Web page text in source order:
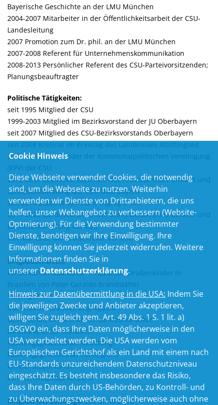
Bayerische Geschichte an der LMU München
2004-2007 Mitarbeiter in der Öffentlichkeitsarbeit der CSU-
Landesleitung
2007 Promotion zum Dr. phil. an der LMU München
2007-2008 Referent für Unternehmenskommunikation
2008-2013 Persönlicher Referent des CSU-Parteivorsitzenden;
Planungsbeauftragter
Politische Tätigkeiten:
seit 1995 Mitglied der CSU
1999-2003 Mitglied im Bezirksvorstand der JU Oberbayern
seit 2007 Mitglied des CSU-Bezirksvorstands Oberbayern
seit 2008 Kreisrat im Kreistag des Landkreises Altöttingseit
2009 Kreisvorsitzender der Kommunalpolitischen Vereinigung
(KPV) der CSU
2012-2017 Bezirksvorsitzender des Arbeitskreises Umwelt und
Landesentwicklung der CSU Oberbayern
seit 2014 Stadtrat der Stadt Töging a. Inn
2017-2022 Landesvorsitzender des Arbeitskreises Umwelt und
Landesentwicklung der CSU
seit Mai 2022 Generalsekretär der CSU
Mitgliedschaften:
Förderverein Guarabira - Projekt für Straßenkinder in
Brasilien von Pater Geraldo Brandstätter
Kolpingverein
Marianische Männerkongregation
Gesellschaft der Münchner Landeshistoriker
Landvolktheater Halsbach
Faschingsgesellschaft Neuötting
Faschingsgesellschaft Tüßling e.V.
Wirtschaftsjunioren
Landschaftspflegeverband
Mitglied des Landtags:seit 07.10.2013
Cookie Hinweis
Diese Webseite verwendet Cookies, die notwendig
sind, um die Webseite zu nutzen. Weiterhin
verwenden wir Dienste von Drittanbietern, die uns
helfen, unser Webangebot zu verbessern (Website-
Optmierung). Für die Verwendung bestimmter
Dienste, benötigen wir Ihre Einwilligung. Ihre
Einwilligung können Sie jederzeit widerrufen. Weitere
Informationen finden Sie in
unsererDatenschutzerklärung.
Hinweis zur Datenübermittlung in die USA: Indem Sie
die jeweiligen Zwecke und Anbieter akzeptieren,
willigen Sie zugleich gem. Art. 49 Abs. 1 S. 1 lit. a)
DSGVO ein, dass Ihre Daten möglicherweise in den
USA verarbeitet werden. Die USA werden vom
Europäischen Gerichtshof als ein Land mit einem nach
EU-Standards unzureichendem Datenschutzniveau
eingeschätzt. Es besteht insbesondere das Risiko,
dass Ihre Daten durch US-Behörden, zu Kontroll- und
zu Überwachungszwecken, möglicherweise auch ohne